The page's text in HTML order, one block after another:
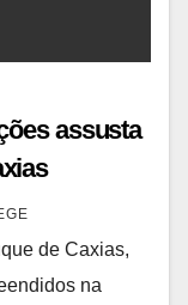
assusta
de Caxias,
na